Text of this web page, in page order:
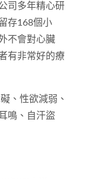
司多年精心研
存168個小
不會對心臟
有非常好的療
、性欲減弱、
鳴、自汗盜